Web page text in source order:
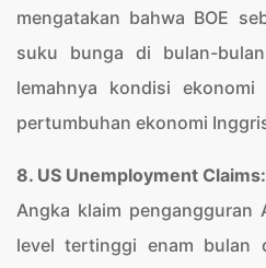
mengatakan bahwa BOE
suku bunga di bulan-
lemahnya kondisi
pertumbuhan ekonomi
8. US Unemployment
Angka klaim pengangguran
level tertinggi enam bulan